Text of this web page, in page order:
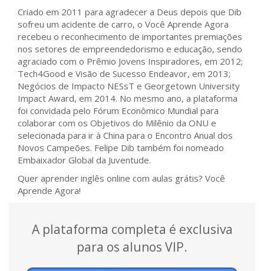
Criado em 2011 para agradecer a Deus depois que Dib
sofreu um acidente de carro, o Você Aprende Agora
recebeu o reconhecimento de importantes premiações
nos setores de empreendedorismo e educação, sendo
agraciado com o Prêmio Jovens Inspiradores, em 2012;
Tech4Good e Visão de Sucesso Endeavor, em 2013;
Negócios de Impacto NESsT e Georgetown University
Impact Award, em 2014. No mesmo ano, a plataforma
foi convidada pelo Fórum Econômico Mundial para
colaborar com os Objetivos do Milênio da ONU e
selecionada para ir à China para o Encontro Anual dos
Novos Campeões. Felipe Dib também foi nomeado
Embaixador Global da Juventude.
Quer aprender inglês online com aulas grátis? Você
Aprende Agora!
A plataforma completa é exclusiva
para os alunos VIP.